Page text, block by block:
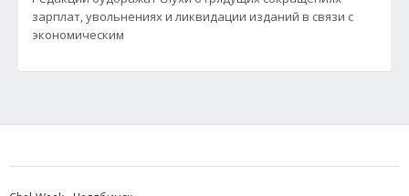
зарплат, увольнениях и ликвидации изданий в связи с
экономическим